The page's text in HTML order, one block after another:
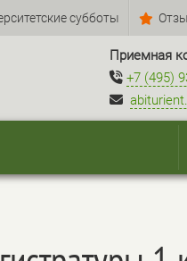
субботы
Приемная
+7 (495)